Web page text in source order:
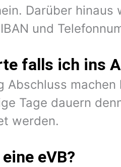
Darüber
und
falls ich ins
machen
Tage dauern
werden.
eVB?